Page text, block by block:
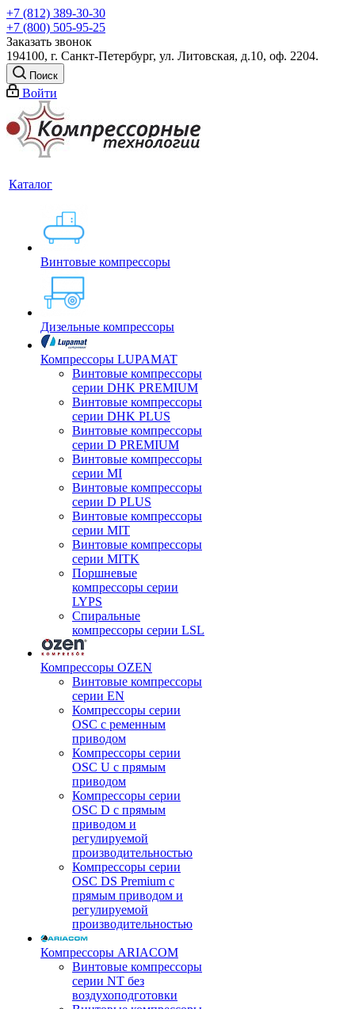
+7 (812) 389-30-30
+7 (800) 505-95-25
Заказать звонок
194100, г. Санкт-Петербург, ул. Литовская, д.10, оф. 2204.
Поиск
Войти
Каталог
Винтовые компрессоры
Дизельные компрессоры
Компрессоры LUPAMAT
Винтовые компрессоры
серии DHK PREMIUM
Винтовые компрессоры
серии DHK PLUS
Винтовые компрессоры
серии D PREMIUM
Винтовые компрессоры
серии MI
Винтовые компрессоры
серии D PLUS
Винтовые компрессоры
серии MIT
Винтовые компрессоры
серии MITK
Поршневые
компрессоры серии
LYPS
Спиральные
компрессоры серии LSL
Компрессоры OZEN
Винтовые компрессоры
серии EN
Компрессоры серии
OSC с ременным
приводом
Компрессоры серии
OSC U с прямым
приводом
Компрессоры серии
OSC D с прямым
приводом и
регулируемой
производительностью
Компрессоры серии
OSC DS Premium с
прямым приводом и
регулируемой
производительностью
Компрессоры ARIACOM
Винтовые компрессоры
серии NT без
воздухоподготовки